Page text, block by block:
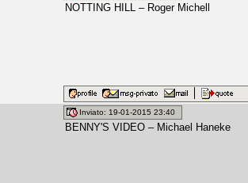
NOTTING HILL – Roger Michell
Inviato: 19-01-2015 23:40
BENNY'S VIDEO – Michael Haneke